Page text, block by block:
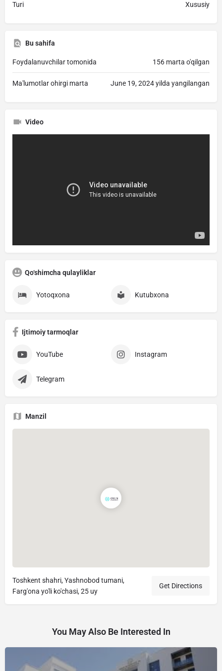
Turi Xususiy
Bu sahifa
Foydalanuvchilar tomonida 156 marta o'qilgan
Ma'lumotlar ohirgi marta June 19, 2024 yilda yangilangan
Video
Qo‘shimcha qulayliklar
Yotoqxona Kutubxona
Ijtimoiy tarmoqlar
YouTube Instagram
Telegram
Manzil
Toshkent shahri, Yashnobod tumani,
Farg'ona yo'li ko'chasi, 25 uy
Get Directions
You May Also Be Interested In